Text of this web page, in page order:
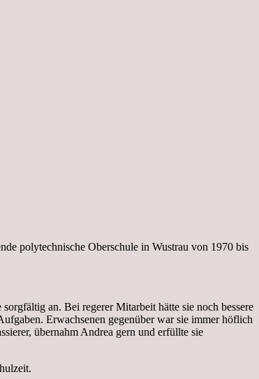
polytechnische Oberschule in Wustrau von 1970 bis
an. Bei regerer Mitarbeit hätte sie noch bessere
Erwachsenen gegenüber war sie immer höflich
übernahm Andrea gern und erfüllte sie